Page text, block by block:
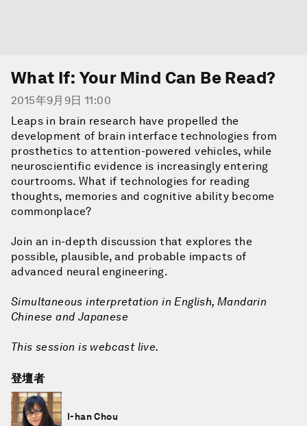
What If: Your Mind Can Be Read?
2015年9月9日 11:00
Leaps in brain research have propelled the
development of brain interface technologies from
prosthetics to attention-powered vehicles, while
neuroscientific evidence is increasingly entering
courtrooms. What if technologies for reading
thoughts, memories and cognitive ability become
commonplace?
Join an in-depth discussion that explores the
possible, plausible, and probable impacts of
advanced neural engineering.
Simultaneous interpretation in English, Mandarin
Chinese and Japanese
This session is webcast live.
登壇者
I-han Chou